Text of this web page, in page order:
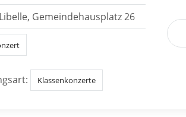
Gemeindehausplatz 26
Klassenkonzerte